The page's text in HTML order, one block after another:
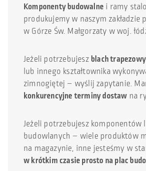
Komponenty budowalne i ramy
produkujemy w naszym zakładzie
w Górze Św. Małgorzaty w woj.
Jeżeli potrzebujesz blach
lub innego kształtownika
zimnogiętej – wyślij zapytanie.
konkurencyjne terminy dostaw na
Jeżeli potrzebujesz komponentów
budowlanych – wiele produktów
na magazynie, inne jesteśmy w
w krótkim czasie prosto na plac